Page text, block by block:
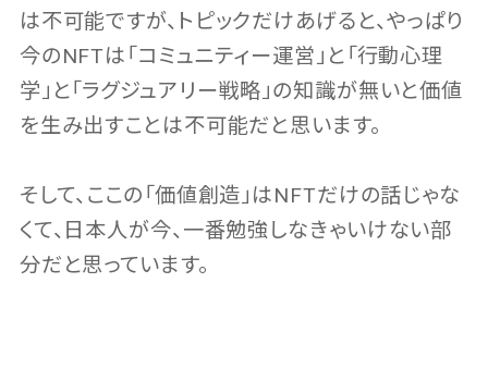
は不可能ですが、トピックだけあげると、やっぱり
今のNFTは「コミュニティー運営」と「行動心理
学」と「ラグジュアリー戦略」の知識が無いと価値
を生み出すことは不可能だと思います。
そして、ここの「価値創造」はNFTだけの話じゃな
くて、日本人が今、一番勉強しなきゃいけない部
分だと思っています。